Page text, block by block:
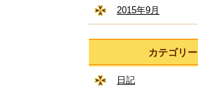
2015年9月
カテゴリー
日記